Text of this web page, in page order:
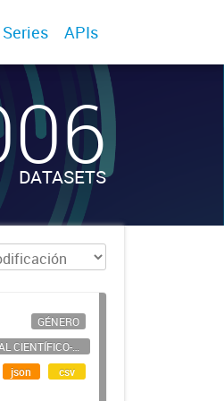
Series APIs
DATASETS
GÉNERO
PERSONAL CIENTÍFICO-TECNOLÓGICO
json
csv